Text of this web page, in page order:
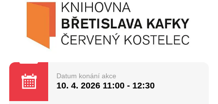
Datum konání akce
10. 4. 2026 11:00 - 12:30